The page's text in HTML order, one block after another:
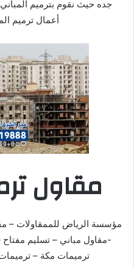
جده حيث نقوم بترميم
أعمال ترميم
مقاول
مؤسسة الرياض للممقاولات –
-مقاول مباني – تسليم
ترميمات مكة –